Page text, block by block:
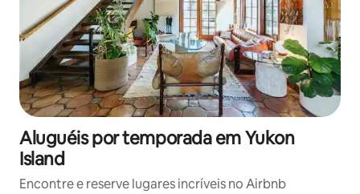
Aluguéis por temporada em Yukon
Island
Encontre e reserve lugares incríveis no Airbnb